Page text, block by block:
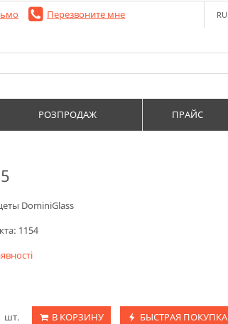
DominiGlass
1154
шт. В КОРЗИНУ БЫСТРАЯ ПОКУПКА
Перезвоните мне RU
РОЗПРОДАЖ ПРАЙС